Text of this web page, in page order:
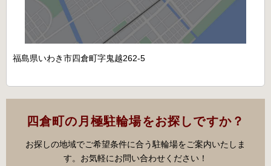
福島県いわき市四倉町字鬼越262-5
四倉町の月極駐輪場をお探しですか？
お探しの地域でご希望条件に合う駐輪場をご案内いたしま
す。お気軽にお問い合わせください！